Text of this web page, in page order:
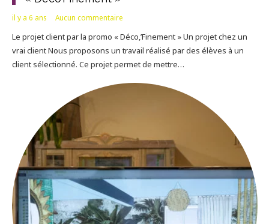
il y a 6 ans Aucun commentaire
Le projet client par la promo « Déco,’Finement » Un projet chez un
vrai client Nous proposons un travail réalisé par des élèves à un
client sélectionné. Ce projet permet de mettre…